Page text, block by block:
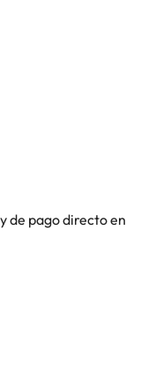
de pago directo en